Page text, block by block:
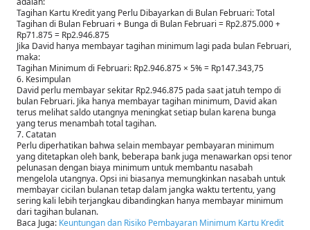
Tagihan Kartu Kredit yang Perlu Dibayarkan di Bulan Februari: Total
Tagihan di Bulan Februari + Bunga di Bulan Februari = Rp2.875.000 +
Rp71.875 = Rp2.946.875
Jika David hanya membayar tagihan minimum lagi pada bulan Februari,
maka:
Tagihan Minimum di Februari: Rp2.946.875 × 5% = Rp147.343,75
6. Kesimpulan
David perlu membayar sekitar Rp2.946.875 pada saat jatuh tempo di
bulan Februari. Jika hanya membayar tagihan minimum, David akan
terus melihat saldo utangnya meningkat setiap bulan karena bunga
yang terus menambah total tagihan.
7. Catatan
Perlu diperhatikan bahwa selain membayar pembayaran minimum
yang ditetapkan oleh bank, beberapa bank juga menawarkan opsi tenor
pelunasan dengan biaya minimum untuk membantu nasabah
mengelola utangnya. Opsi ini biasanya memungkinkan nasabah untuk
membayar cicilan bulanan tetap dalam jangka waktu tertentu, yang
sering kali lebih terjangkau dibandingkan hanya membayar minimum
dari tagihan bulanan.
Baca Juga: Keuntungan dan Risiko Pembayaran Minimum Kartu Kredit